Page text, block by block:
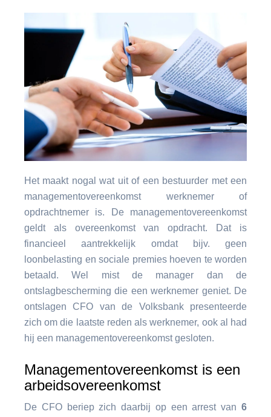
Het maakt nogal wat uit of een bestuurder met een
managementovereenkomst werknemer of
opdrachtnemer is. De managementovereenkomst
geldt als overeenkomst van opdracht. Dat is
financieel aantrekkelijk omdat bijv. geen
loonbelasting en sociale premies hoeven te worden
betaald. Wel mist de manager dan de
ontslagbescherming die een werknemer geniet. De
ontslagen CFO van de Volksbank presenteerde
zich om die laatste reden als werknemer, ook al had
hij een managementovereenkomst gesloten.
Managementovereenkomst is een
arbeidsovereenkomst
De CFO beriep zich daarbij op een arrest van 6